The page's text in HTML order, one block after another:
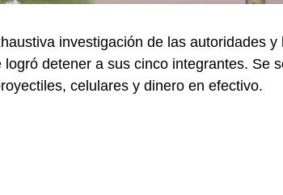
investigación de las autoridades
logró detener a sus cinco integrantes. Se
celulares y dinero en efectivo.